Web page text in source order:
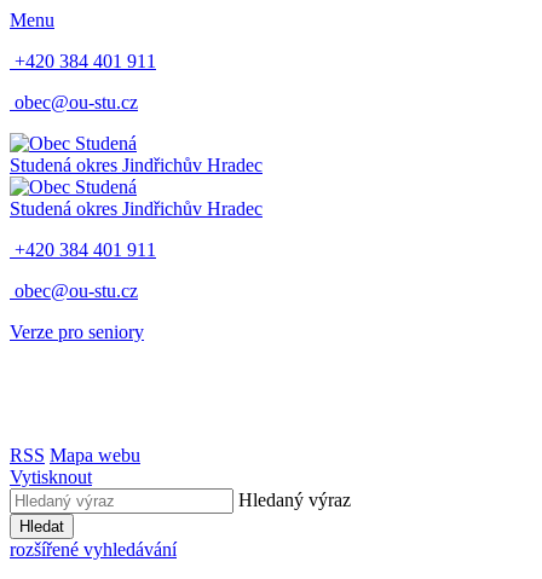
Menu
+420 384 401 911
obec@ou-stu.cz
Studená okres Jindřichův Hradec
Studená okres Jindřichův Hradec
+420 384 401 911
obec@ou-stu.cz
Verze pro seniory
RSS Mapa webu
Vytisknout
Hledaný výraz
Hledat
rozšířené vyhledávání